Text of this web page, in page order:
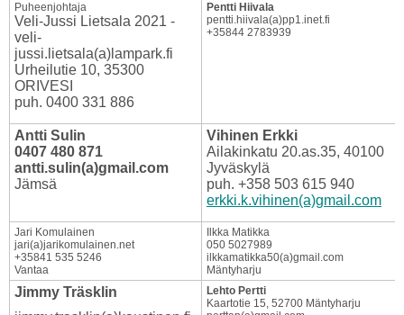
Puheenjohtaja
Veli-Jussi Lietsala 2021 -
veli-
jussi.lietsala(a)lampark.fi
Urheilutie 10, 35300
ORIVESI
puh. 0400 331 886
Pentti Hiivala
pentti.hiivala(a)pp1.inet.fi
+35844 2783939
Antti Sulin
0407 480 871
antti.sulin(a)gmail.com
Jämsä
Vihinen Erkki
Ailakinkatu 20.as.35, 40100
Jyväskylä
puh. +358 503 615 940
erkki.k.vihinen(a)gmail.com
Jari Komulainen
jari(a)jarikomulainen.net
+35841 535 5246
Vantaa
Ilkka Matikka
050 5027989
ilkkamatikka50(a)gmail.com
Mäntyharju
Jimmy Träsklin
Lehto Pertti
Kaartotie 15, 52700 Mäntyharju